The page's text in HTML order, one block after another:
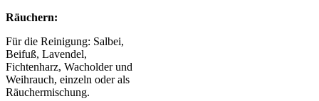
Räuchern:
Für die Reinigung: Salbei,
Beifuß, Lavendel,
Fichtenharz, Wacholder und
Weihrauch, einzeln oder als
Räuchermischung.